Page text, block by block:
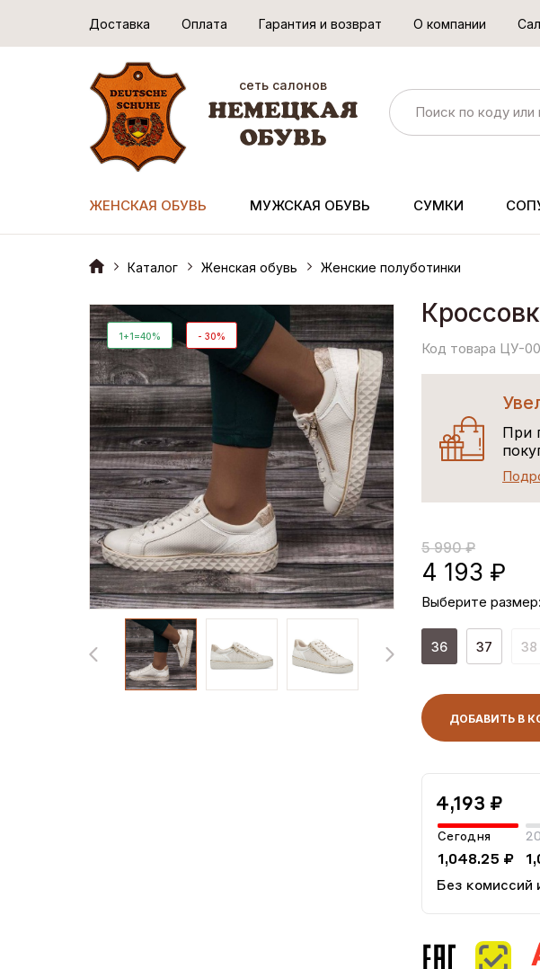
Доставка Оплата Гарантия и возврат О компании
сеть салонов
ЖЕНСКАЯ ОБУВЬ МУЖСКАЯ ОБУВЬ СУМКИ
Каталог Женская обувь Женские полуботинки
1+1=40% - 30%
Код товара ЦУ-
При
5 990 ₽
4 193 ₽
Выберите размер:
36 37 38
ДОБАВИТЬ В
4,193 ₽
Сегодня
1,048.25 ₽
Без комиссий